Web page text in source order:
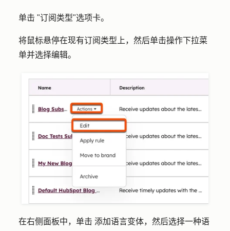
单击 "订阅类型"选项卡。
将鼠标悬停在现有订阅类型上，然后单击操作下拉菜
单并选择编辑。
在右侧面板中，单击 添加语言变体，然后选择一种语